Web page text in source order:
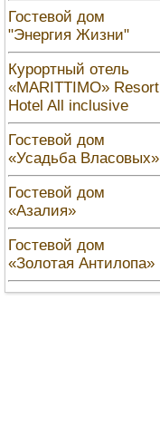
Гостевой дом
"Энергия Жизни"
Курортный отель
«MARITTIMO» Resort
Hotel All inclusive
Гостевой дом
«Усадьба Власовых»
Гостевой дом
«Азалия»
Гостевой дом
«Золотая Антилопа»